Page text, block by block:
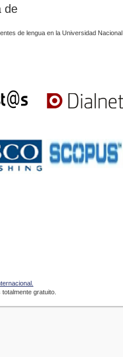
de
de lengua en la Universidad Nacional
gratuito.